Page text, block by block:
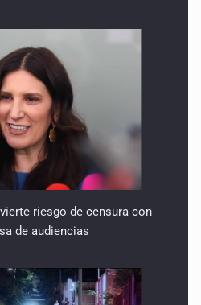
riesgo de censura con
de audiencias